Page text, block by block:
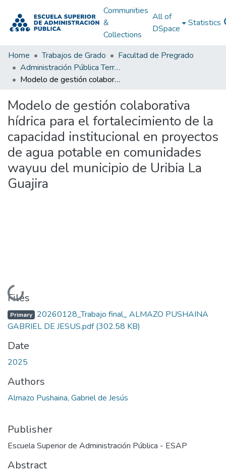
Communities
&
Collections
All of
DSpace
Statistics
Home Trabajos de Grado
Facultad de Pregrado
Administración Pública Territorial (APT)
Modelo de gestión colaborativa hídrica para el fortalecimiento de la capacidad institucional en proyectos de agua potable en comunidades wayuu del municipio de Uribia La Guajira
Modelo de gestión colaborativa
hídrica para el fortalecimiento de la
capacidad institucional en proyectos
de agua potable en comunidades
wayuu del municipio de Uribia La
Guajira
Loading...
Files
Primary 20260128_Trabajo final_ ALMAZO PUSHAINA
GABRIEL DE JESUS.pdf(302.58 KB)
Date
2025
Authors
Almazo Pushaina, Gabriel de Jesús
Publisher
Escuela Superior de Administración Pública - ESAP
Abstract